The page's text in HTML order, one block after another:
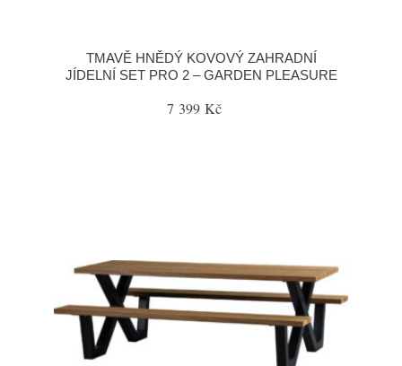
TMAVĚ HNĚDÝ KOVOVÝ ZAHRADNÍ
JÍDELNÍ SET PRO 2 – GARDEN PLEASURE
7 399 Kč